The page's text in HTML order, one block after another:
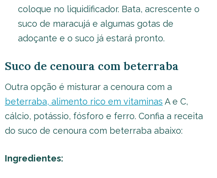
coloque no liquidificador. Bata, acrescente o
suco de maracujá e algumas gotas de
adoçante e o suco já estará pronto.
Suco de cenoura com beterraba
Outra opção é misturar a cenoura com a
beterraba, alimento rico em vitaminas A e C,
cálcio, potássio, fósforo e ferro. Confia a receita
do suco de cenoura com beterraba abaixo:
Ingredientes: